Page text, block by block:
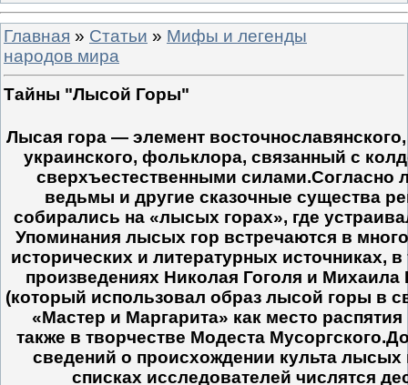
Главная » Статьи » Мифы и легенды
народов мира
Тайны "Лысой Горы"
Лысая гора — элемент восточнославянского,
украинского, фольклора, связанный с
сверхъестественными силами.Согласно
ведьмы и другие сказочные существа
собирались на «лысых горах», где
Упоминания лысых гор встречаются в
исторических и литературных источниках,
произведениях Николая Гоголя и Михаила
(который использовал образ лысой горы в
«Мастер и Маргарита» как место
также в творчестве Модеста
сведений о происхождении культа лысых
списках исследователей числятся